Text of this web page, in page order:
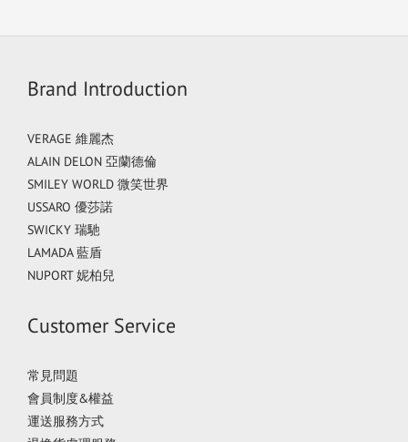
Brand Introduction
VERAGE 維麗杰
ALAIN DELON 亞蘭德倫
SMILEY WORLD 微笑世界
USSARO 優莎諾
SWICKY 瑞馳
LAMADA 藍盾
NUPORT 妮柏兒
Customer Service
常見問題
會員制度&權益
運送服務方式